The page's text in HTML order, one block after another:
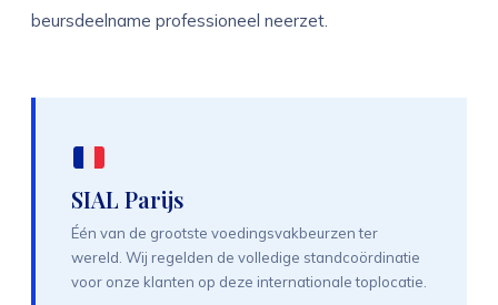
beursdeelname professioneel neerzet.
SIAL Parijs
Één van de grootste voedingsvakbeurzen ter
wereld. Wij regelden de volledige standcoördinatie
voor onze klanten op deze internationale toplocatie.